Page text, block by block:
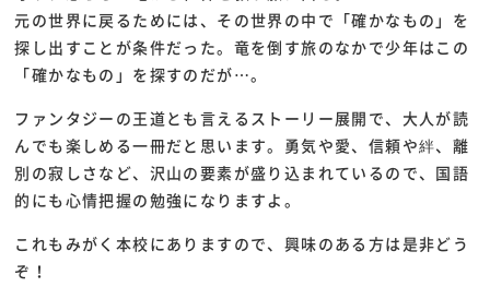
元の世界に戻るためには、その世界の中で「確かなもの」を
探し出すことが条件だった。竜を倒す旅のなかで少年はこの
「確かなもの」を探すのだが…。
ファンタジーの王道とも言えるストーリー展開で、大人が読
んでも楽しめる一冊だと思います。勇気や愛、信頼や絆、離
別の寂しさなど、沢山の要素が盛り込まれているので、国語
的にも心情把握の勉強になりますよ。
これもみがく本校にありますので、興味のある方は是非どう
ぞ！